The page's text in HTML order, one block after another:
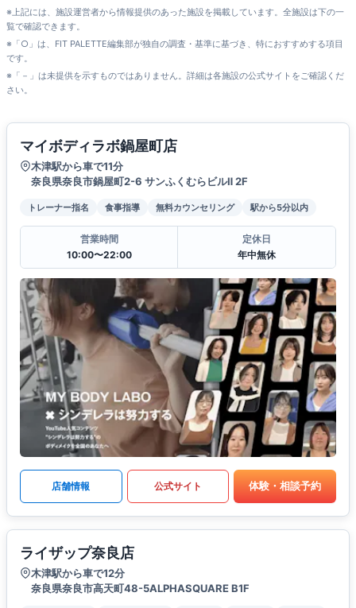
※上記には、施設運営者から情報提供のあった施設を掲載しています。全施設は下の一
覧で確認できます。
※「○」は、FIT PALETTE編集部が独自の調査・基準に基づき、特におすすめする項目
です。
※「－」は未提供を示すものではありません。詳細は各施設の公式サイトをご確認くだ
さい。
マイボディラボ鍋屋町店
木津駅から車で11分
奈良県奈良市鍋屋町2-6 サンふくむらビルⅡ 2F
トレーナー指名 食事指導 無料カウンセリング 駅から5分以内
営業時間
10:00〜22:00
定休日
年中無休
店舗情報 公式サイト 体験・相談予約
ライザップ奈良店
木津駅から車で12分
奈良県奈良市高天町48-5ALPHASQUARE B1F